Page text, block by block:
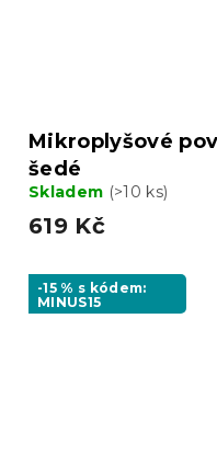
Mikroplyšové
šedé
Skladem (>10 ks)
619 Kč
-15 % s kódem:
MINUS15